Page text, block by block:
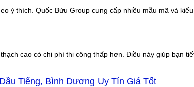
ý thích. Quốc Bửu Group cung cấp nhiều mẫu mã và
cao có chi phí thi công thấp hơn. Điều này giúp bạn
Tiếng, Bình Dương Uy Tín Giá Tốt